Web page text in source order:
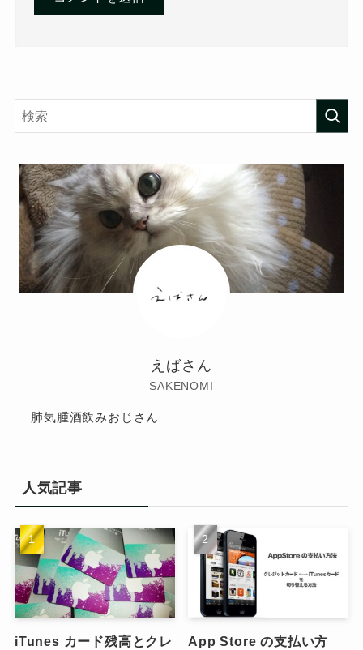
えばさん
SAKENOMI
肺気腫酒飲みおじさん
人気記事
iTunes カード残高とクレ
App Store の支払い方